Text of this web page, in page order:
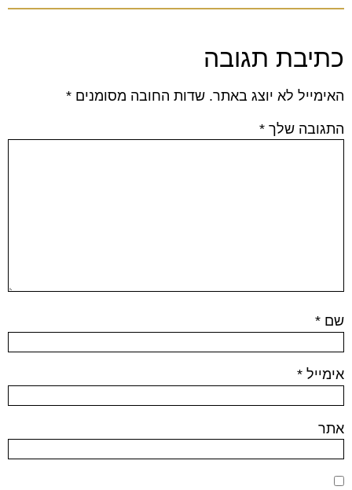
כתיבת תגובה
האימייל לא יוצג באתר. שדות החובה מסומנים *
התגובה שלך *
שם *
אימייל *
אתר